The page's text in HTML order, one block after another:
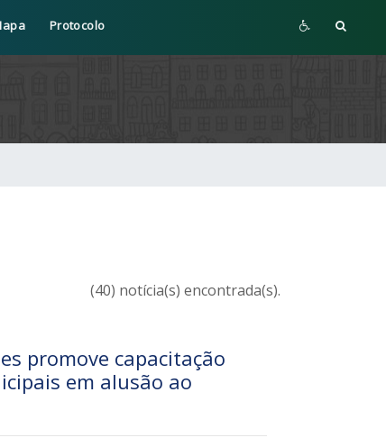
Protocolo
(40) notícia(s) encontrada(s).
promove capacitação
em alusão ao